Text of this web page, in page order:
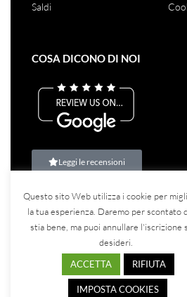
Saldi
COSA DICONO DI NOI
Leggi le recensioni
©2023Teina Srl– Tutti i diritti riservati
Questo sito Web utilizza i cookie per
la tua esperienza. Daremo per scontato
stia bene, ma puoi annullare l'iscrizione
desideri.
ACCETTA
RIFIUTA
IMPOSTA COOKIES